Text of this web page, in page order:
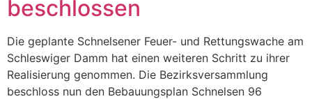
beschlossen
Die geplante Schnelsener Feuer- und Rettungswache am
Schleswiger Damm hat einen weiteren Schritt zu ihrer
Realisierung genommen. Die Bezirksversammlung
beschloss nun den Bebauungsplan Schnelsen 96